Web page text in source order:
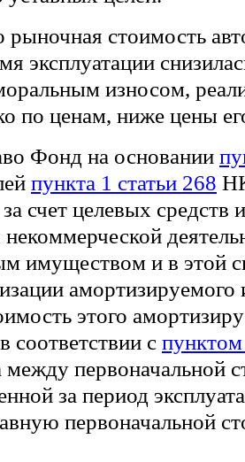
рыночная стоимость
эксплуатации
износом,
по ценам, ниже цены
Фонд на основании
пункта 1 статьи 268
счет целевых средств
имуществом и в этой
этого
соответствии с пунктом
первоначальной
за период
первоначальной